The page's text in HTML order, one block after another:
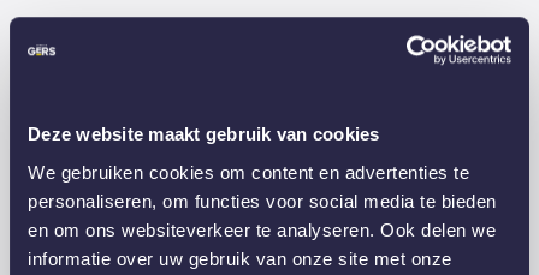
Deze website maakt gebruik van cookies
We gebruiken cookies om content en advertenties te
personaliseren, om functies voor social media te bieden
en om ons websiteverkeer te analyseren. Ook delen we
informatie over uw gebruik van onze site met onze